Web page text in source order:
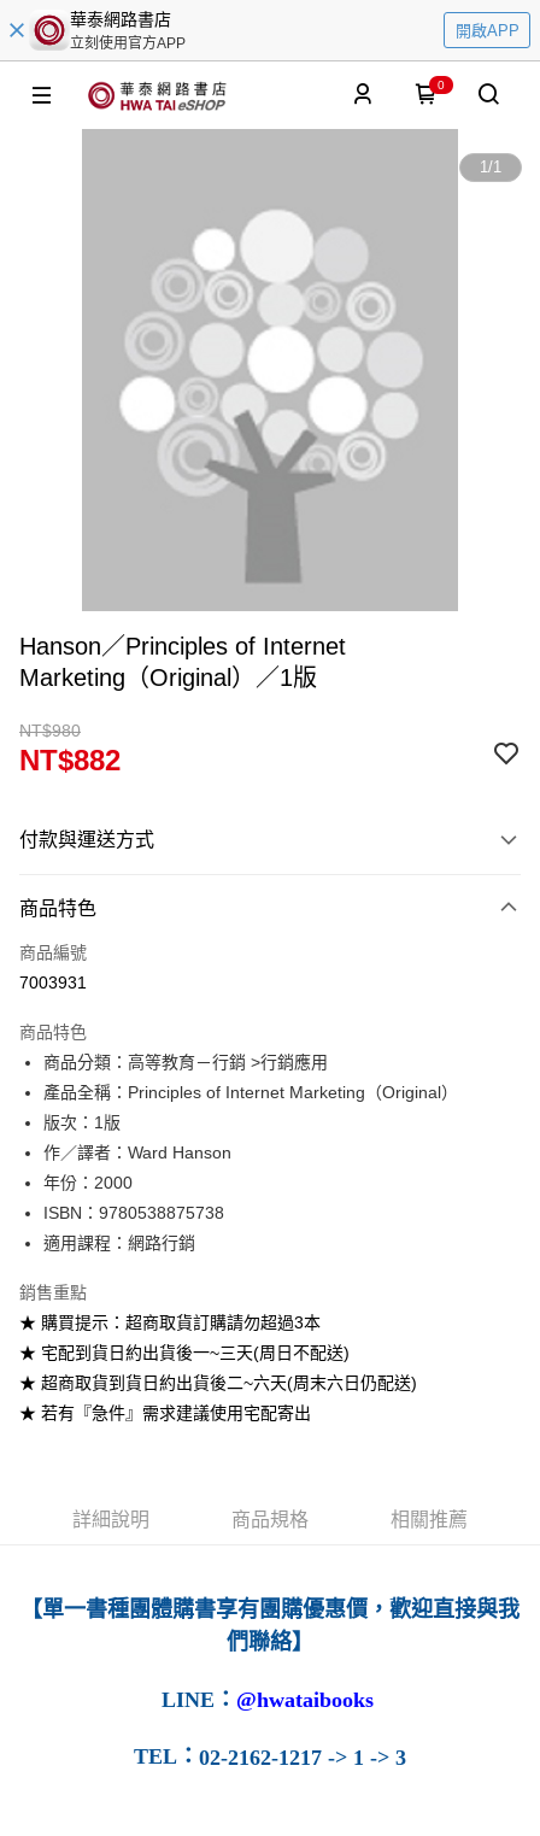
華泰網路書店
立刻使用官方APP
開啟APP
0
1/1
Hanson／Principles of Internet
Marketing（Original）／1版
NT$980
NT$882
付款與運送方式
信用卡一次付款
超商取貨付款
Google Pay
ATM付款
運送方式
每筆NT$60
7-11取貨付款
每筆NT$60
宅配-台灣本島
每筆NT$160
商品特色
商品編號
7003931
商品特色
商品分類：高等教育－行銷 >行銷應用
產品全稱：Principles of Internet Marketing（Original）
版次：1版
作／譯者：Ward Hanson
年份：2000
ISBN：9780538875738
適用課程：網路行銷
銷售重點
★ 購買提示：超商取貨訂購請勿超過3本
★ 宅配到貨日約出貨後一~三天(周日不配送)
★ 超商取貨到貨日約出貨後二~六天(周末六日仍配送)
★ 若有『急件』需求建議使用宅配寄出
詳細說明 商品規格 相關推薦
【單一書種團體購書享有團購優惠價，歡迎直接與我
們聯絡】
LINE ： @hwataibooks
TEL ： 02-2162-1217 -> 1 -> 3